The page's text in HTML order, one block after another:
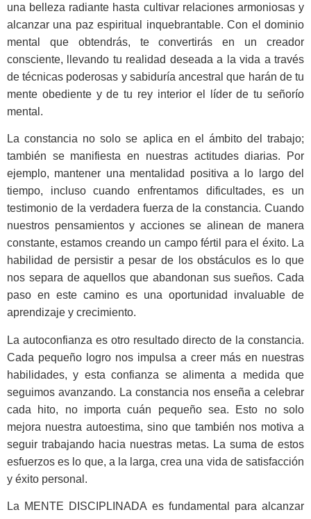
una belleza radiante hasta cultivar relaciones armoniosas y
alcanzar una paz espiritual inquebrantable. Con el dominio
mental que obtendrás, te convertirás en un creador
consciente, llevando tu realidad deseada a la vida a través
de técnicas poderosas y sabiduría ancestral que harán de tu
mente obediente y de tu rey interior el líder de tu señorío
mental.
La constancia no solo se aplica en el ámbito del trabajo;
también se manifiesta en nuestras actitudes diarias. Por
ejemplo, mantener una mentalidad positiva a lo largo del
tiempo, incluso cuando enfrentamos dificultades, es un
testimonio de la verdadera fuerza de la constancia. Cuando
nuestros pensamientos y acciones se alinean de manera
constante, estamos creando un campo fértil para el éxito. La
habilidad de persistir a pesar de los obstáculos es lo que
nos separa de aquellos que abandonan sus sueños. Cada
paso en este camino es una oportunidad invaluable de
aprendizaje y crecimiento.
La autoconfianza es otro resultado directo de la constancia.
Cada pequeño logro nos impulsa a creer más en nuestras
habilidades, y esta confianza se alimenta a medida que
seguimos avanzando. La constancia nos enseña a celebrar
cada hito, no importa cuán pequeño sea. Esto no solo
mejora nuestra autoestima, sino que también nos motiva a
seguir trabajando hacia nuestras metas. La suma de estos
esfuerzos es lo que, a la larga, crea una vida de satisfacción
y éxito personal.
La MENTE DISCIPLINADA es fundamental para alcanzar